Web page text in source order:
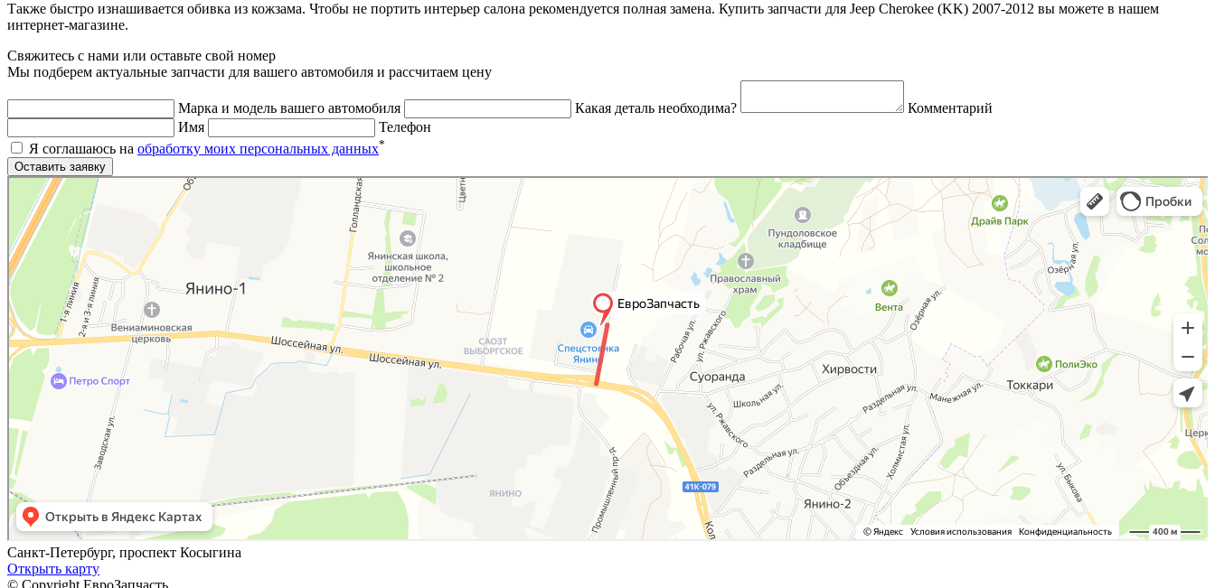
Также быстро изнашивается обивка из кожзама. Чтобы не портить интерьер салона рекомендуется полная замена. Купить запчасти для Jeep Cherokee (KK) 2007-2012 вы можете в нашем
интернет-магазине.
Свяжитесь с нами или оставьте свой номер
Мы подберем актуальные запчасти для вашего автомобиля и рассчитаем цену
Марка и модель вашего автомобиля Какая деталь необходима?
Комментарий
Имя
Телефон
Я соглашаюсь на обработку моих персональных данных*
Яндекс.Карты
Яндекс.Карты — поиск мест и адресов, городской транспорт
Санкт-Петербург, проспект Косыгина
Открыть карту